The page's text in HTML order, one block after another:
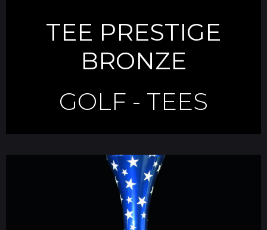
TEE PRESTIGE
BRONZE
GOLF - TEES